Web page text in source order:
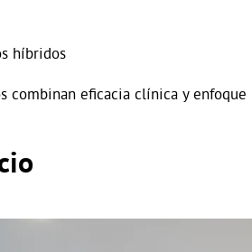
híbridos
combinan eficacia clínica y enfoque